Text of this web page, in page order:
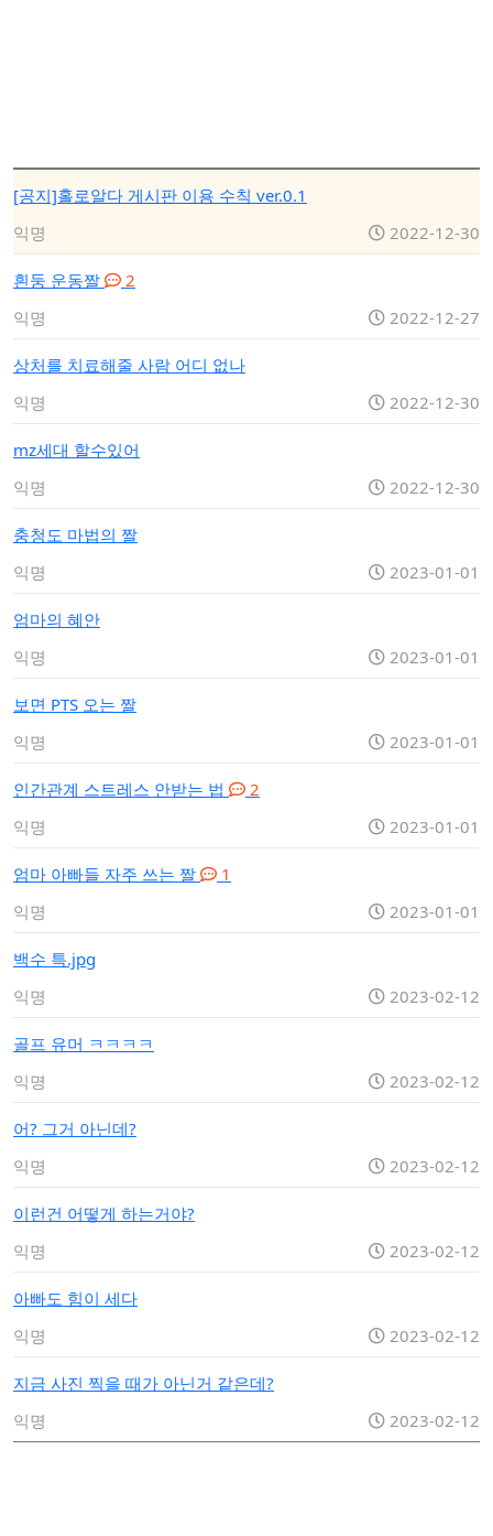
[공지]홀로알다 게시판 이용 수칙 ver.0.1
익명
2022-12-30
흰둥 운동짤
2
익명
2022-12-27
상처를 치료해줄 사람 어디 없나
익명
2022-12-30
mz세대 할수있어
익명
2022-12-30
충청도 마법의 짤
익명
2023-01-01
엄마의 혜안
익명
2023-01-01
보면 PTS 오는 짤
익명
2023-01-01
인간관계 스트레스 안받는 법
2
익명
2023-01-01
엄마 아빠들 자주 쓰는 짤
1
익명
2023-01-01
백수 특.jpg
익명
2023-02-12
골프 유머 ㅋㅋㅋㅋ
익명
2023-02-12
어? 그거 아닌데?
익명
2023-02-12
이런건 어떻게 하는거야?
익명
2023-02-12
아빠도 힘이 세다
익명
2023-02-12
지금 사진 찍을 때가 아닌거 같은데?
익명
2023-02-12